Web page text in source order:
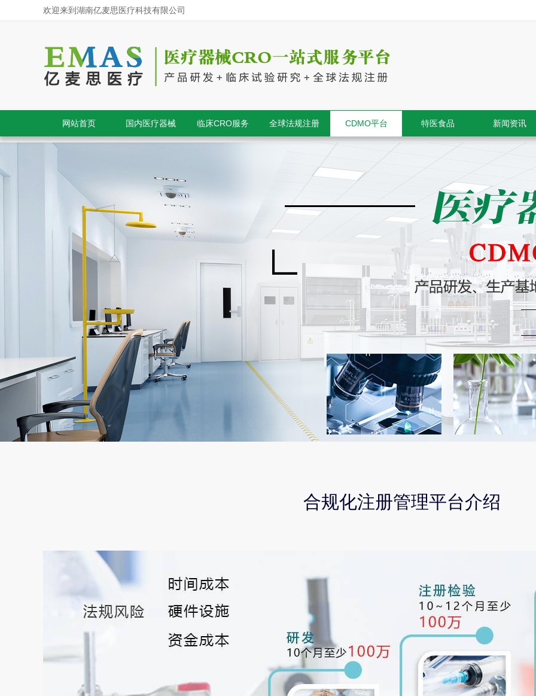
欢迎来到湖南亿麦思医疗科技有限公司
网站首页 国内医疗器械 临床CRO服务 全球法规注册 CDMO平台 特医食品 新闻资讯
合规化注册管理平台介绍